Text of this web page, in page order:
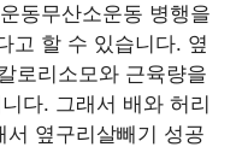
동무산소운동 병행을
고 할 수 있습니다. 옆
로리소모와 근육량을
다. 그래서 배와 허리
옆구리살빼기 성공